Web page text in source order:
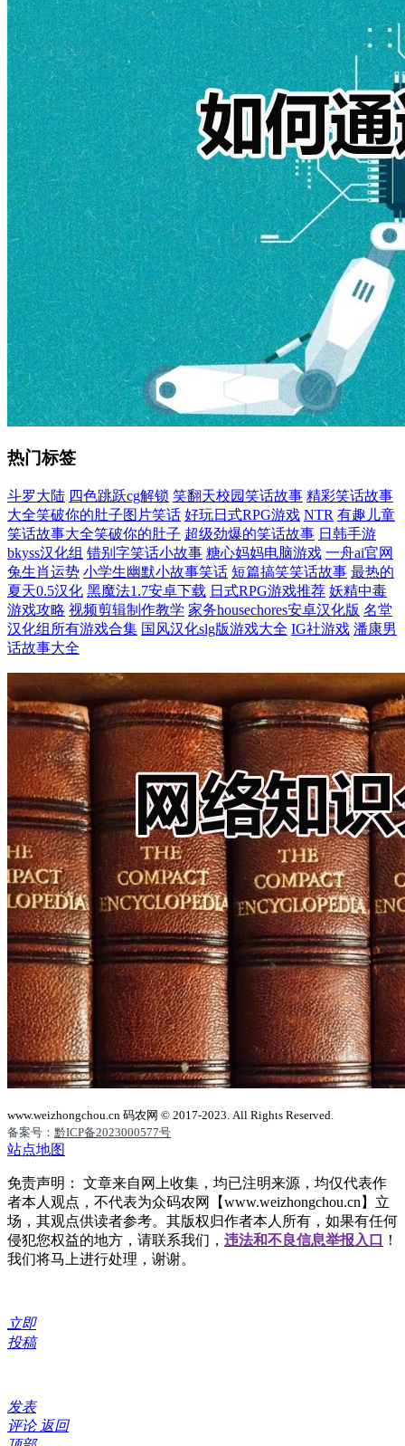
热门标签
斗罗大陆 四色跳跃cg解锁 笑翻天校园笑话故事 精彩笑话故事
大全笑破你的肚子图片笑话 好玩日式RPG游戏 NTR 有趣儿童
笑话故事大全笑破你的肚子 超级劲爆的笑话故事 日韩手游
bkyss汉化组 错别字笑话小故事 糖心妈妈电脑游戏 一舟ai官网
兔生肖运势 小学生幽默小故事笑话 短篇搞笑笑话故事 最热的
夏天0.5汉化 黑魔法1.7安卓下载 日式RPG游戏推荐 妖精中毒
游戏攻略 视频剪辑制作教学 家务housechores安卓汉化版 名堂
汉化组所有游戏合集 国风汉化slg版游戏大全 IG社游戏 潘康男
话故事大全
www.weizhongchou.cn 码农网 © 2017-2023. All Rights Reserved.
备案号： 黔ICP备2023000577号
站点地图
免责声明： 文章来自网上收集，均已注明来源，均仅代表作
者本人观点，不代表为众码农网【www.weizhongchou.cn】立
场，其观点供读者参考。其版权归作者本人所有，如果有任何
侵犯您权益的地方，请联系我们， 违法和不良信息举报入口
！
我们将马上进行处理，谢谢。
立即
投稿
发表
评论 返回